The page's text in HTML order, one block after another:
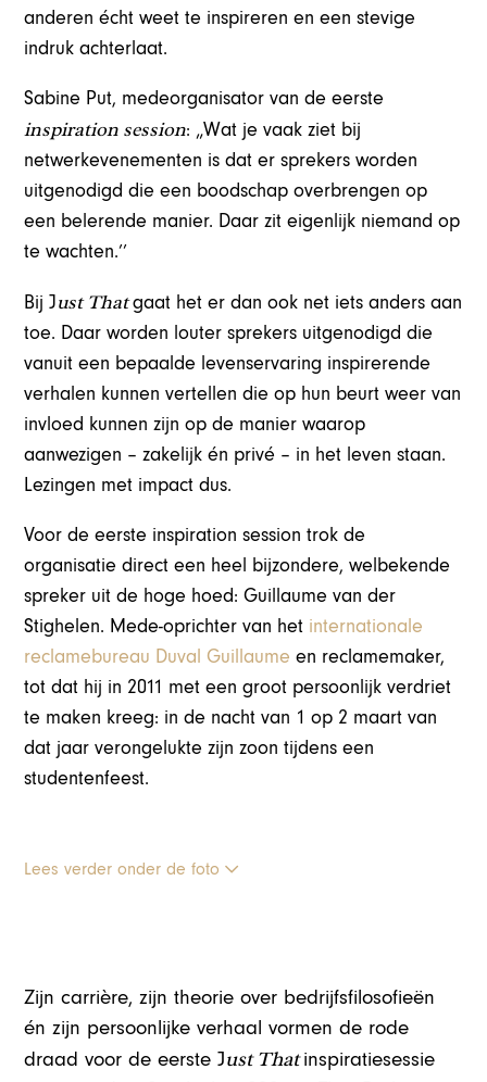
anderen écht weet te inspireren en een stevige
indruk achterlaat.
Sabine Put, medeorganisator van de eerste
inspiration session: „Wat je vaak ziet bij
netwerkevenementen is dat er sprekers worden
uitgenodigd die een boodschap overbrengen op
een belerende manier. Daar zit eigenlijk niemand op
te wachten.’’
Bij Just Thatgaat het er dan ook net iets anders aan
toe. Daar worden louter sprekers uitgenodigd die
vanuit een bepaalde levenservaring inspirerende
verhalen kunnen vertellen die op hun beurt weer van
invloed kunnen zijn op de manier waarop
aanwezigen – zakelijk én privé – in het leven staan.
Lezingen met impact dus.
Voor de eerste inspiration session trok de
organisatie direct een heel bijzondere, welbekende
spreker uit de hoge hoed: Guillaume van der
Stighelen. Mede-oprichter van het internationale
reclamebureau Duval Guillaume en reclamemaker,
tot dat hij in 2011 met een groot persoonlijk verdriet
te maken kreeg: in de nacht van 1 op 2 maart van
dat jaar verongelukte zijn zoon tijdens een
studentenfeest.
Lees verder onder de foto
Zijn carrière, zijn theorie over bedrijfsfilosofieën
én zijn persoonlijke verhaal vormen de rode
draad voor de eerste Just Thatinspiratiesessie